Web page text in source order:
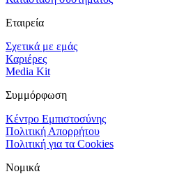
Εταιρεία
Σχετικά με εμάς
Καριέρες
Media Kit
Συμμόρφωση
Κέντρο Εμπιστοσύνης
Πολιτική Απορρήτου
Πολιτική για τα Cookies
Νομικά